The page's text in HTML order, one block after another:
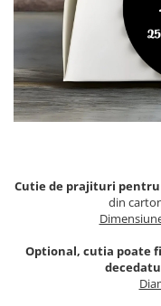
Meniuri & nr de BOTEZ
Plicuri si cartoane
TAVA pentru MOT
Cruciulite de BOTEZ
Baloane & decoratiuni
Trusouri & Lumanari
Pahare Miri & Nasi
Cocarde nunta
Inmormatare/pomana
Meniuri pentru NUNTA
Cutie de prajituri pentru
din
Optional, cutia poate